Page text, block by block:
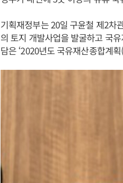
기획재정부는 20일 구윤철 제2차
의 토지 개발사업을 발굴하고 국
담은 ‘2020년도 국유재산종합계